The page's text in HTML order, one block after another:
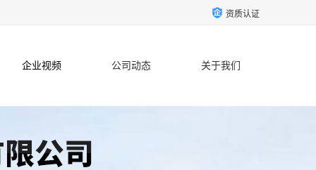
资质认证
企业视频 公司动态 关于我们